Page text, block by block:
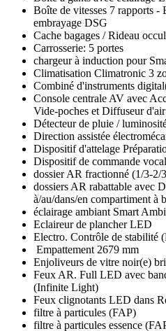
Boîte de vitesses 7 rapports -
embrayage DSG
Cache bagages / Rideau
Carrosserie: 5 portes
chargeur à induction pour
Climatisation Climatronic 3
Combiné d'instruments
Console centrale AV avec
Vide-poches et Diffuseur
Détecteur de pluie /
Direction assistée
Dispositif d'attelage
Dispositif de commande
dossier AR fractionné (1/3-2/
dossiers AR rabattable avec
à/au/dans/en compartiment à
éclairage ambiant Smart
Eclaireur de plancher LED
Electro. Contrôle de stabilité
Empattement 2679 mm
Enjoliveurs de vitre noir(e)
Feux AR. Full LED avec
(Infinite Light)
Feux clignotants LED dans
filtre à particules (FAP)
filtre à particules essence